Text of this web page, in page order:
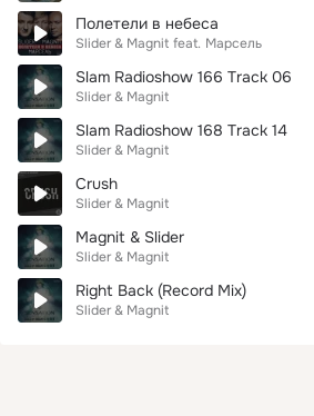
Полетели в небеса
Slider & Magnit feat. Марсель
Slam Radioshow 166 Track 06
Slider & Magnit
Slam Radioshow 168 Track 14
Slider & Magnit
Crush
Slider & Magnit
Magnit & Slider
Slider & Magnit
Right Back (Record Mix)
Slider & Magnit